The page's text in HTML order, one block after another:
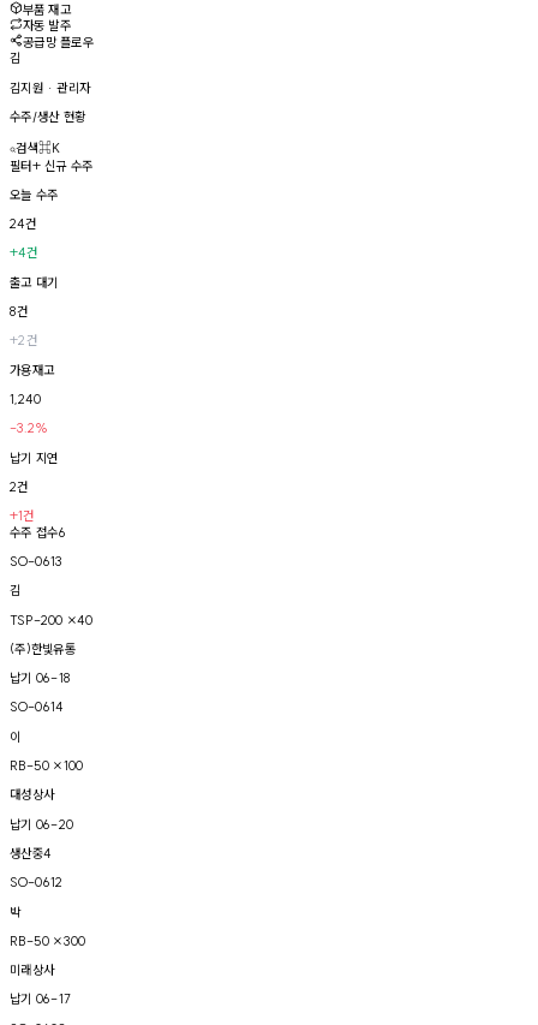
부품 재고
자동 발주
공급망 플로우
김
김지원 · 관리자
수주/생산 현황
검색⌘K
필터+신규 수주
오늘 수주
24건
+4건
출고 대기
8건
+2건
가용재고
1,240
-3.2%
납기 지연
2건
+1건
수주 접수6
SO-0613
김
TSP-200 ×40
(주)한빛유통
납기 06-18
SO-0614
이
RB-50 ×100
대성상사
납기 06-20
생산중4
SO-0612
박
RB-50 ×300
미래상사
납기 06-17